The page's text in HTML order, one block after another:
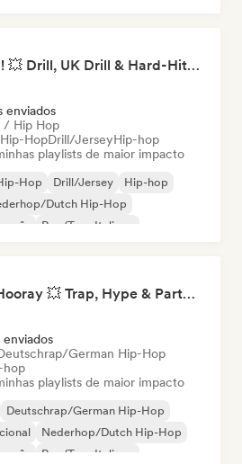
It's a Trap! 💥 Drill, UK Drill & Hard-Hitting Trap
enviados
/ Hip Hop
HopDrill/JerseyHip-hop
playlists de maior impacto
Hop Drill/Jersey
Hip-hop
Dutch Hip-Hop
Rap/Trap Italiano
Hip Hop Hooray 💥 Trap, Hype & Party Rap Bangers
German Hip-Hop
hop
playlists de maior impacto
Deutschrap/German Hip-Hop
Nederhop/Dutch Hip-Hop
Rap/Trap Italiano